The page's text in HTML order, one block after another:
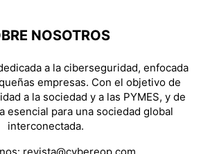
NOSOTROS
a la ciberseguridad, enfocada
empresas. Con el objetivo de
a la sociedad y a las PYMES, y de
esencial para una sociedad global
interconectada.